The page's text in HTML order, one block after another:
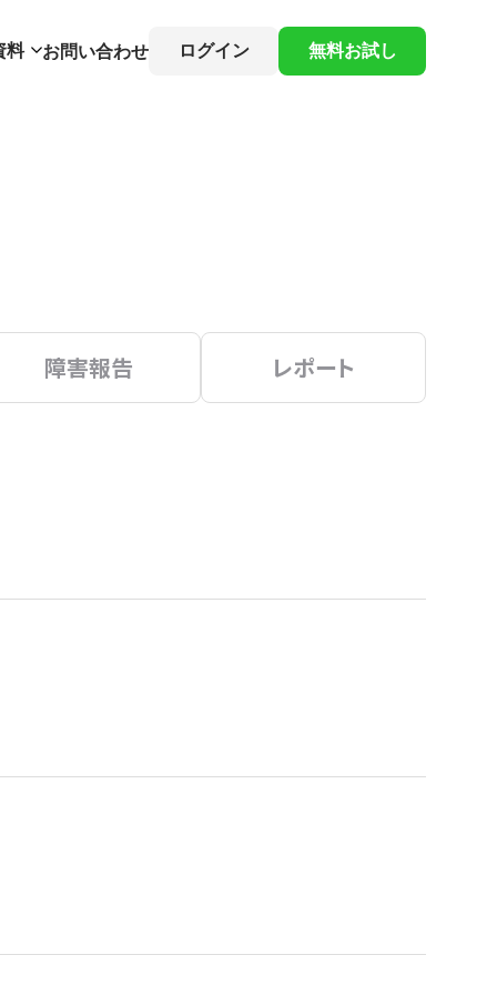
料 お問い合わせ ログイン 無料お試し
障害報告 レポート